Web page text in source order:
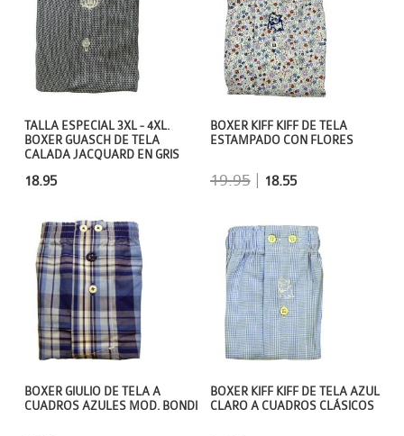
BOXER KIFF KIFF DE TELA
ESTAMPADO CON FLORES
19.95| 18.55
TALLA ESPECIAL 3XL - 4XL.
BOXER GUASCH DE TELA
CALADA JACQUARD EN GRIS
18.95
BOXER KIFF KIFF DE TELA AZUL
CLARO A CUADROS CLÁSICOS
BOXER GIULIO DE TELA A
CUADROS AZULES MOD. BONDI